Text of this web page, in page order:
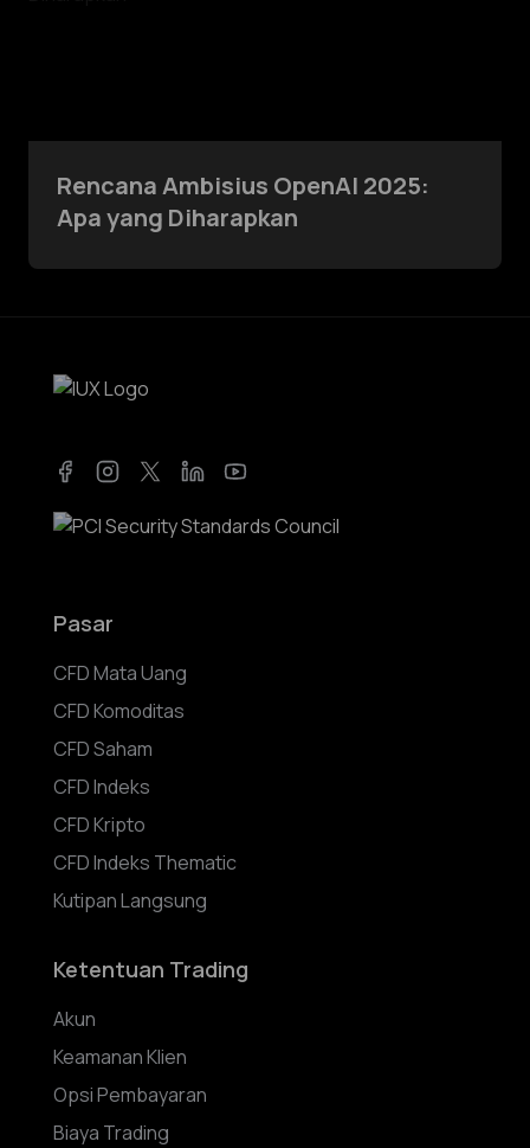
Rencana Ambisius OpenAI 2025:
Apa yang Diharapkan
Pasar
CFD Mata Uang
CFD Komoditas
CFD Saham
CFD Indeks
CFD Kripto
CFD Indeks Thematic
Kutipan Langsung
Ketentuan Trading
Akun
Keamanan Klien
Opsi Pembayaran
Biaya Trading